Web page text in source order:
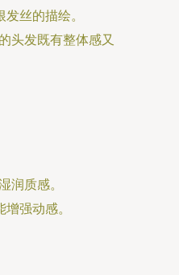
丝的描绘。
头发既有整体感又
润质感。
强动感。